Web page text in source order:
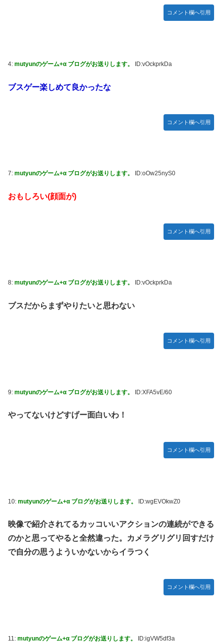
FF4とかいうカッコいい竜騎士が活躍するゲーム最高だよな
【デレマス】 仮面ライダーバロンＰ第２話「蒼翼の乙女」
やる夫のダンジョン運営記183-雑談所ネタ118 懺悔小ネタ
『マリオカートワールド』はどうすればよかったのか…
【ガンダムＷ】あのメンツのなかでは比較的常識のあるほう
【デレマス】 凛「なにこれ、蒼穹のファフナー？」モバ
ガキ「世界を救います」←飽きた。おっさんにしろ
ャップタマモクロスアクリル定規」意外(?)な落とし穴によ
16ビートじゃなくて8ビートのウラ(アップビート)を意識す
国の恥だ」「2002年まで疑う価値がある」「国民や国が築
いた国格をサッカー選手が足で蹴り飛ばすね」
熊本県知事の要請をガン無視したTBS、避難所に取材班が押
【セクシー】人気美人声優、太ももチラリｗｗｗｗｗｗｗｗ
【乃木坂46】
【朗報】山﨑愛生「けんぱなぱっぱぱん！」←
コメント欄へ引用
4: mutyunのゲーム+α ブログがお送りします。 ID:vOckprkDa
ブスゲー楽しめて良かったな
コメント欄へ引用
7: mutyunのゲーム+α ブログがお送りします。 ID:oOw25nyS0
おもしろい(顔面が)
コメント欄へ引用
8: mutyunのゲーム+α ブログがお送りします。 ID:vOckprkDa
ブスだからまずやりたいと思わない
コメント欄へ引用
9: mutyunのゲーム+α ブログがお送りします。 ID:XFA5vE/60
やってないけどすげー面白いわ！
コメント欄へ引用
10: mutyunのゲーム+α ブログがお送りします。 ID:wgEVOkwZ0
映像で紹介されてるカッコいいアクションの連続ができる
のかと思ってやると全然違った。カメラグリグリ回すだけ
で自分の思うよういかないからイラつく
コメント欄へ引用
11: mutyunのゲーム+α ブログがお送りします。 ID:igVW5df3a